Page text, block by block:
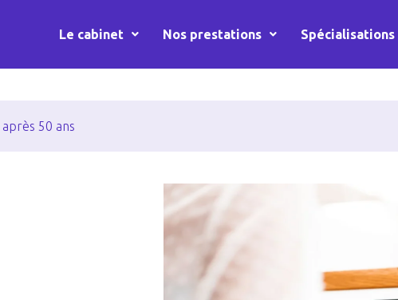
Le cabinet Nos prestations Spécialisations
50 ans